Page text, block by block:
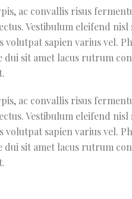
ac convallis risus
Vestibulum eleifend
sapien varius vel.
dui sit amet lacus rutrum
ac convallis risus
Vestibulum eleifend
sapien varius vel.
dui sit amet lacus rutrum